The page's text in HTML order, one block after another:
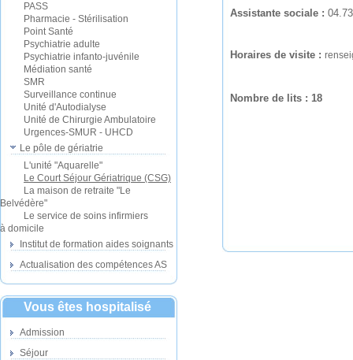
PASS
Pharmacie - Stérilisation
Point Santé
Psychiatrie adulte
Psychiatrie infanto-juvénile
Médiation santé
SMR
Surveillance continue
Unité d'Autodialyse
Unité de Chirurgie Ambulatoire
Urgences-SMUR - UHCD
Le pôle de gériatrie
L'unité "Aquarelle"
Le Court Séjour Gériatrique (CSG)
La maison de retraite "Le
Belvédère"
Le service de soins infirmiers
à domicile
Institut de formation aides soignants
Actualisation des compétences AS
Vous êtes hospitalisé
Admission
Séjour
Assistante sociale :
Horaires de visite :
Nombre de lits : 18